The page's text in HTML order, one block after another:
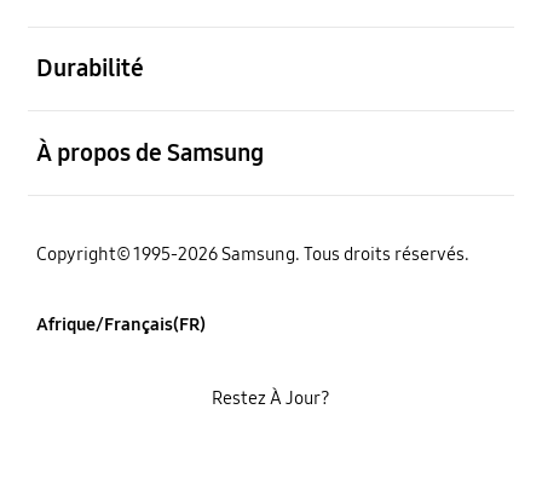
Durabilité
À propos de Samsung
Copyright© 1995-2026 Samsung. Tous droits réservés.
Afrique/Français(FR)
Restez À Jour?